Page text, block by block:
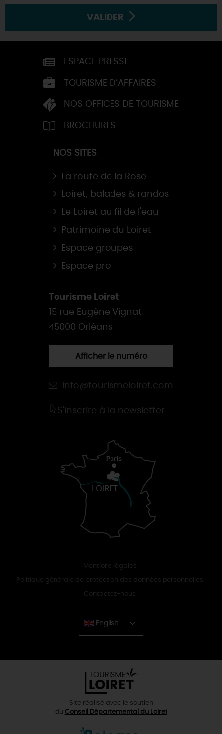
VALIDER
ESPACE PRESSE
TOURISME D’AFFAIRES
NOS OFFICES DE TOURISME
BROCHURES
NOS SITES
La route de la Rose
Loiret, balades & randos
Le Loiret au fil de l'eau
Patrimoine du Loiret
Espace groupes
Espace pro
Tourisme Loiret
15 rue Eugène Vignat
45000 Orléans
Afficher le numéro
info@tourismeloiret.com
S'inscrire à la newsletter
Mentions légales
Politique générale de protection des données personnelles
Contactez-nous
English
Chinese
Site réalisé avec le soutien
du Conseil Départemental du Loiret